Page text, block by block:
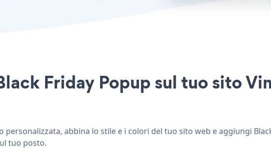
Friday Popup sul tuo sito
personalizzata, abbina lo stile e i colori del tuo sito web e aggiungi
tuo posto.